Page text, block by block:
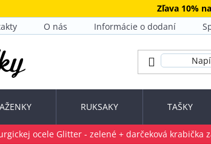
Zľava 10%
O nás Informácie o dodaní
RUKSAKY TAŠKY
ocele Glitter - zelené + darčeková krabička